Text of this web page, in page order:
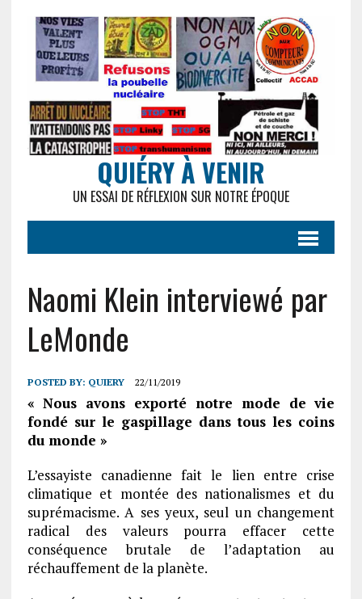
QUIÉRY À VENIR
UN ESSAI DE RÉFLEXION SUR NOTRE ÉPOQUE
Naomi Klein interviewé par
LeMonde
POSTED BY: QUIERY 22/11/2019
« Nous avons exporté notre mode de vie
fondé sur le gaspillage dans tous les coins
du monde »
L’essayiste canadienne fait le lien entre crise
climatique et montée des nationalismes et du
suprémacisme. A ses yeux, seul un changement
radical des valeurs pourra effacer cette
conséquence brutale de l’adaptation au
réchauffement de la planète.